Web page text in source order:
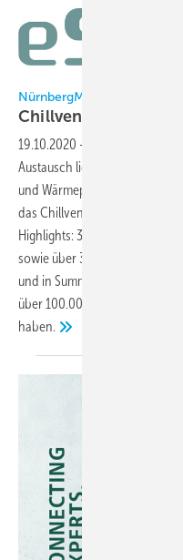
NürnbergMesse
Chillventa eSpecial
19.10.2020 -
Austausch liegen hinter der
und Wärmepumpen-
das Chillventa eSpecial mit
Highlights: 30 Vorträge bei
sowie über 300 Roundtables
und in Summe über 6.800
über 100.000 Chatnachrichten
haben.